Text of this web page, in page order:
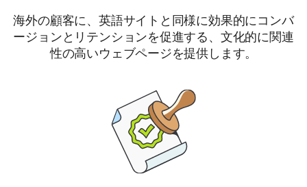
海外の顧客に、英語サイトと同様に効果的にコンバ
ージョンとリテンションを促進する、文化的に関連
性の高いウェブページを提供します。